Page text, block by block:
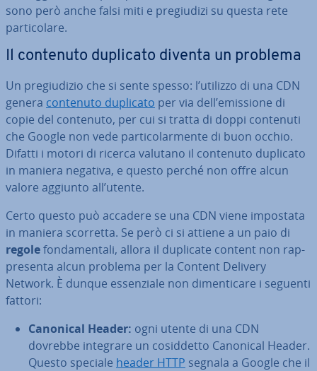
sono però anche falsi miti e pre­giu­di­zi su questa rete
par­ti­co­la­re.
Il contenuto duplicato diventa un problema
Un pre­giu­di­zio che si sente spesso: l’utilizzo di una CDN
genera contenuto duplicato per via dell’emissione di
copie del contenuto, per cui si tratta di doppi contenuti
che Google non vede par­ti­co­lar­men­te di buon occhio.
Difatti i motori di ricerca valutano il contenuto duplicato
in maniera negativa, e questo perché non offre alcun
valore aggiunto all’utente.
Certo questo può accadere se una CDN viene impostata
in maniera scorretta. Se però ci si attiene a un paio di
regolefon­da­men­ta­li, allora il duplicate content non rap­
pre­sen­ta alcun problema per la Content Delivery
Network. È dunque es­sen­zia­le non di­men­ti­ca­re i seguenti
fattori:
Canonical Header: ogni utente di una CDN
dovrebbe integrare un co­sid­det­to Canonical Header.
Questo speciale header HTTP segnala a Google che il